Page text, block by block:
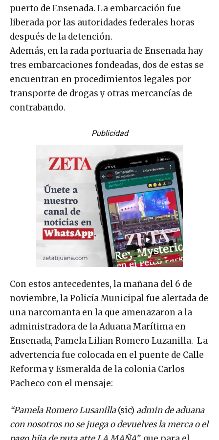
puerto de Ensenada. La embarcación fue
liberada por las autoridades federales horas
después de la detención.
Además, en la rada portuaria de Ensenada hay
tres embarcaciones fondeadas, dos de estas se
encuentran en procedimientos legales por
transporte de drogas y otras mercancías de
contrabando.
Publicidad
Con estos antecedentes, la mañana del 6 de
noviembre, la Policía Municipal fue alertada de
una narcomanta en la que amenazaron a la
administradora de la Aduana Marítima en
Ensenada, Pamela Lilian Romero Luzanilla. La
advertencia fue colocada en el puente de Calle
Reforma y Esmeralda de la colonia Carlos
Pacheco con el mensaje:
“Pamela Romero Lusanilla(sic) admin de aduana
con nosotros no se juega o devuelves la merca o el